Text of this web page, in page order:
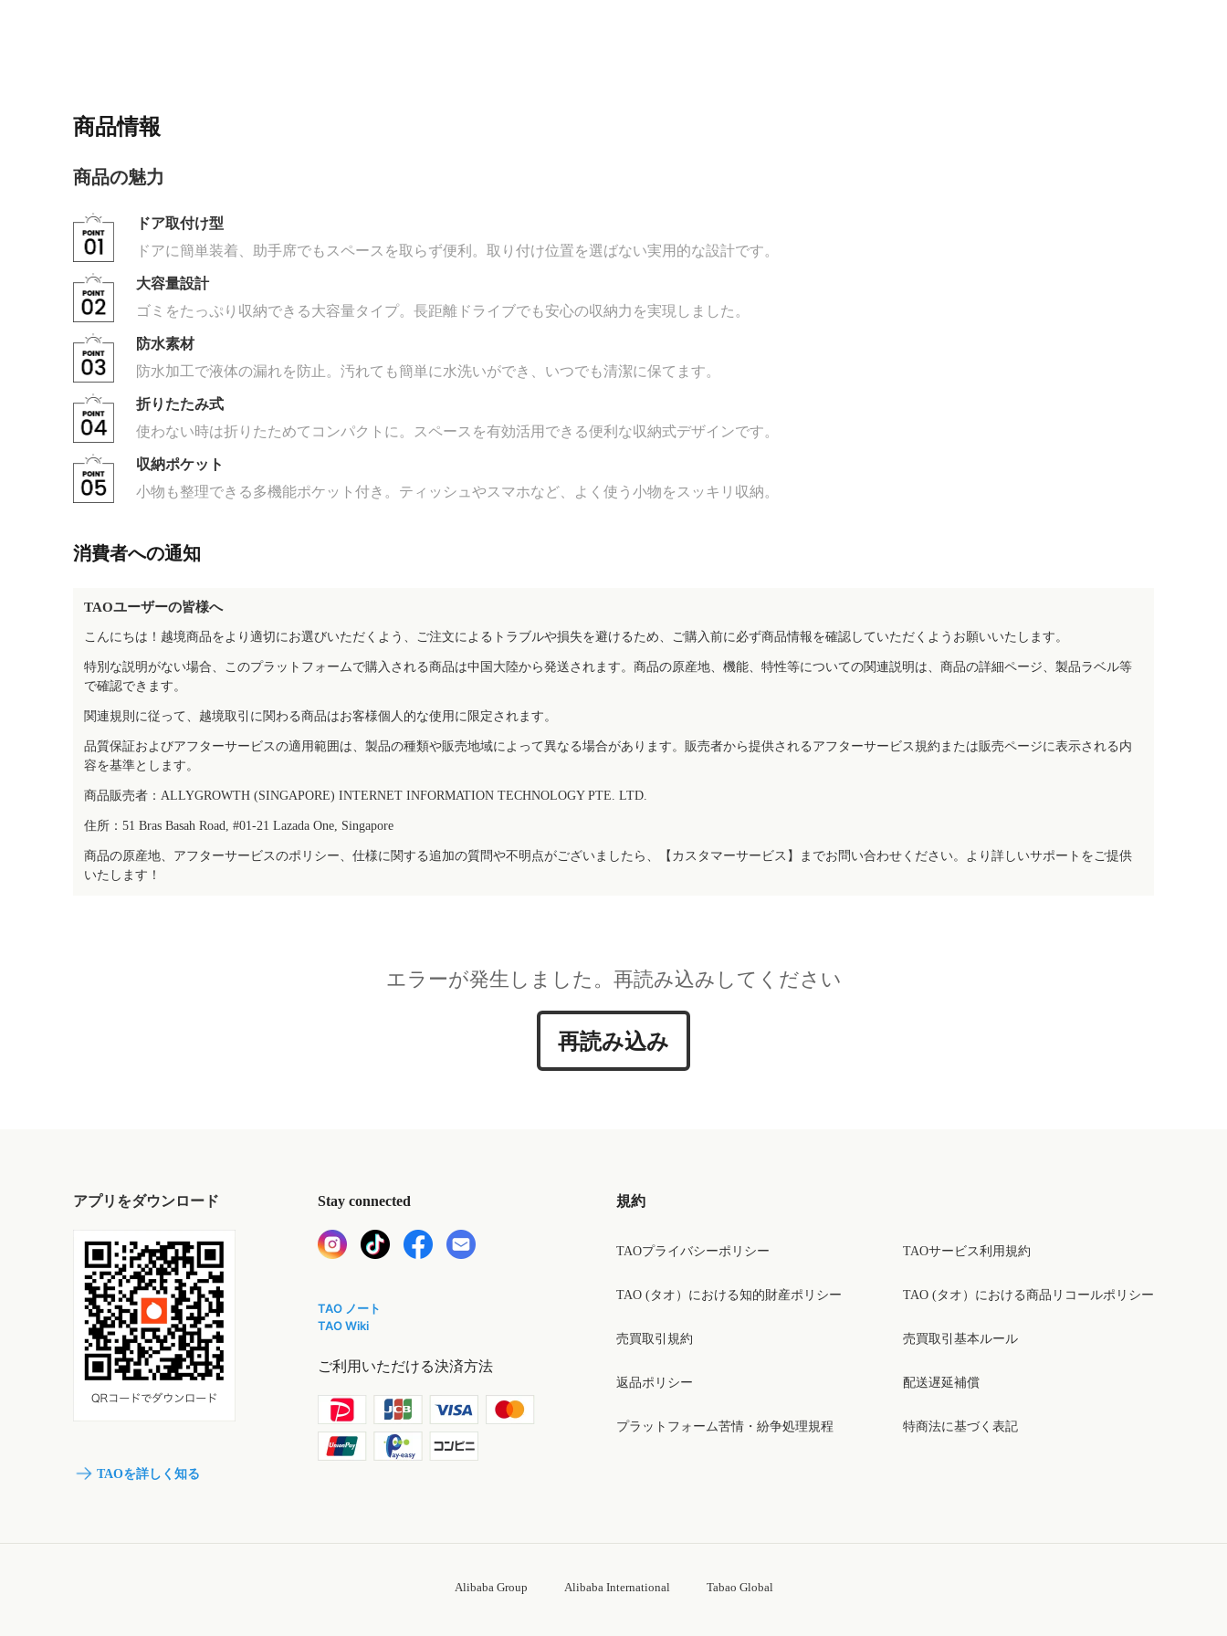
商品情報
商品の魅力
ドア取付け型
ドアに簡単装着、助手席でもスペースを取らず便利。取り付け位置を選ばない実用的な設計です。
大容量設計
ゴミをたっぷり収納できる大容量タイプ。長距離ドライブでも安心の収納力を実現しました。
防水素材
防水加工で液体の漏れを防止。汚れても簡単に水洗いができ、いつでも清潔に保てます。
折りたたみ式
使わない時は折りたためてコンパクトに。スペースを有効活用できる便利な収納式デザインです。
収納ポケット
小物も整理できる多機能ポケット付き。ティッシュやスマホなど、よく使う小物をスッキリ収納。
消費者への通知
TAOユーザーの皆様へ
こんにちは！越境商品をより適切にお選びいただくよう、ご注文によるトラブルや損失を避けるため、ご購入前に必ず商品情報を確認していただくようお願いいたします。
特別な説明がない場合、このプラットフォームで購入される商品は中国大陸から発送されます。商品の原産地、機能、特性等についての関連説明は、商品の詳細ページ、製品ラベル等
で確認できます。
関連規則に従って、越境取引に関わる商品はお客様個人的な使用に限定されます。
品質保証およびアフターサービスの適用範囲は、製品の種類や販売地域によって異なる場合があります。販売者から提供されるアフターサービス規約または販売ページに表示される内
容を基準とします。
商品販売者：ALLYGROWTH (SINGAPORE) INTERNET INFORMATION TECHNOLOGY PTE. LTD.
住所：51 Bras Basah Road, #01-21 Lazada One, Singapore
商品の原産地、アフターサービスのポリシー、仕様に関する追加の質問や不明点がございましたら、【カスタマーサービス】までお問い合わせください。より詳しいサポートをご提供
いたします！
エラーが発生しました。再読み込みしてください
再読み込み
アプリをダウンロード
TAOを詳しく知る
Stay connected
TAO ノート
TAO Wiki
ご利用いただける決済方法
規約
TAOプライバシーポリシー
TAO (タオ）における知的財産ポリシー
売買取引規約
返品ポリシー
プラットフォーム苦情・紛争処理規程
TAOサービス利用規約
TAO (タオ）における商品リコールポリシー
売買取引基本ルール
配送遅延補償
特商法に基づく表記
Alibaba Group Alibaba International Tabao Global